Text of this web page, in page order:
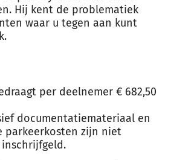
Hij kent de problematiek
waar u tegen aan kunt
per deelnemer € 682,50
documentatiemateriaal en
parkeerkosten zijn niet